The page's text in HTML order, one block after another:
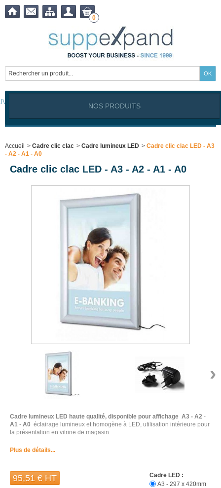
0
OFFERTE à partir de399,00 € !
NOS PRODUITS
Accueil > Cadre clic clac > Cadre lumineux LED > Cadre clic clac LED - A3
- A2 - A1 - A0
Cadre clic clac LED - A3 - A2 - A1 - A0
›
Cadre lumineux LED haute qualité, disponible pour affichage A3 - A2 -
A1 - A0 éclairage lumineux et homogène à LED, utilisation intérieure pour
la présentation en vitrine de magasin.
Plus de détails...
Cadre LED :
A3 - 297 x 420mm
95,51 €HT